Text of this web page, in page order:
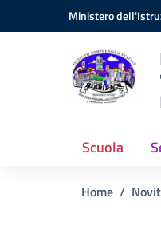
Vai ai contenuti
Vai al menu di navigazione
Ministero
Scuola
Home